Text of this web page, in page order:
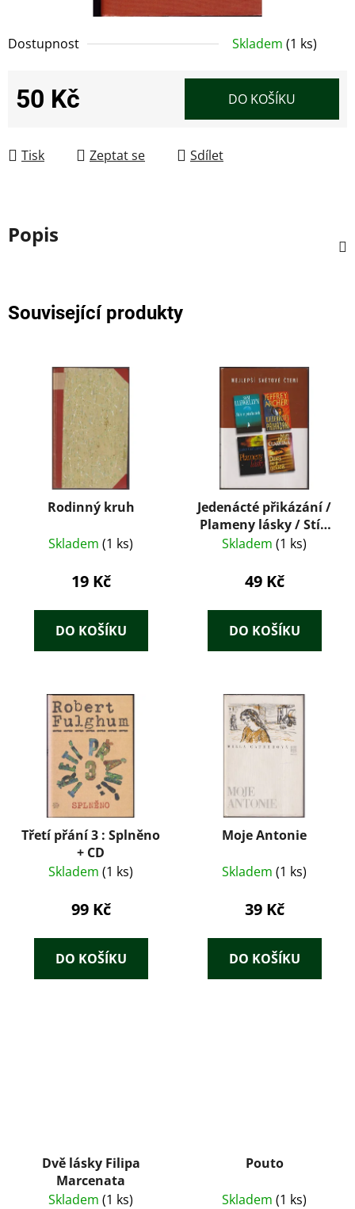
Dostupnost Skladem (1 ks)
50 Kč DO KOŠÍKU
Tisk Zeptat se Sdílet
Popis
Související produkty
Rodinný kruh
Skladem (1 ks)
19 Kč
DO KOŠÍKU
Jedenácté přikázání /
Plameny lásky / Stín
v písčinách / Dělej, že
Skladem (1 ks)
49 Kč
DO KOŠÍKU
Třetí přání 3 : Splněno
+ CD
Skladem (1 ks)
99 Kč
DO KOŠÍKU
Moje Antonie
Skladem (1 ks)
39 Kč
DO KOŠÍKU
Dvě lásky Filipa
Marcenata
Skladem (1 ks)
Pouto
Skladem (1 ks)